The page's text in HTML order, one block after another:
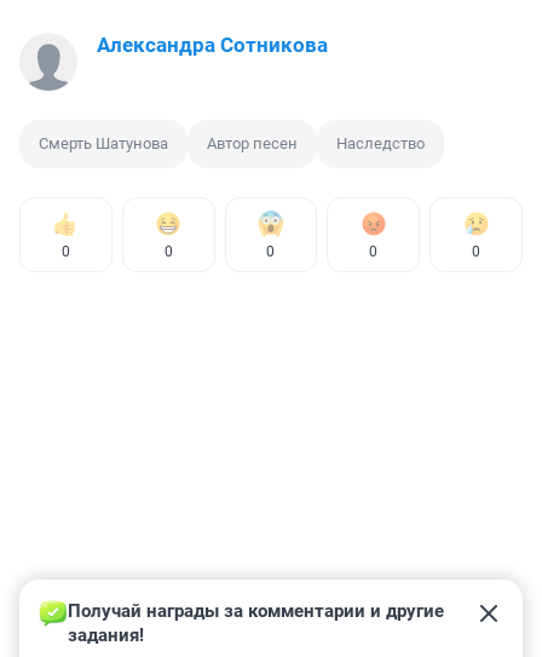
Александра Сотникова
Смерть Шатунова Автор песен Наследство
0 0 0 0 0
Получай награды за комментарии и другие
задания!